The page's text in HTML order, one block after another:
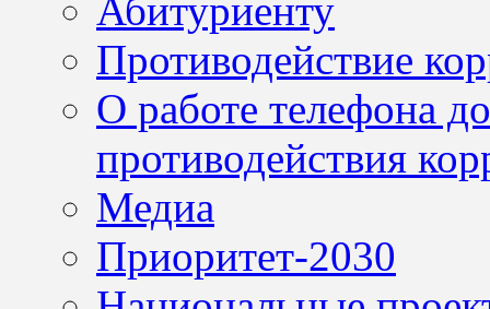
Абитуриенту
Противодействие
О работе телефона
противодействия
Медиа
Приоритет-2030